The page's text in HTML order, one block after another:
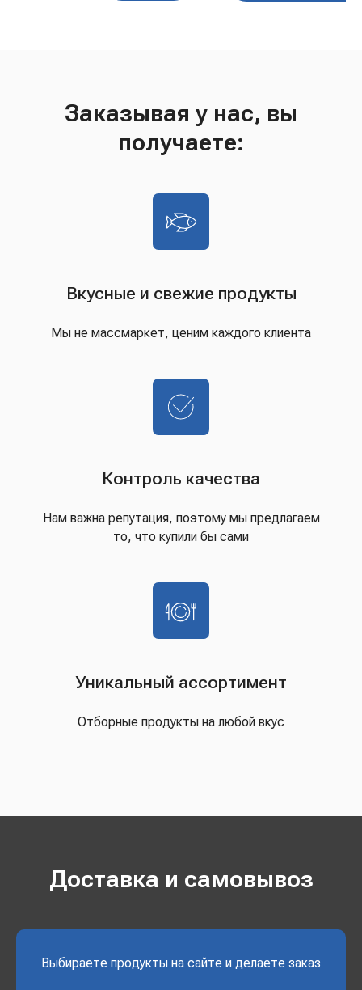
Заказывая у нас, вы
получаете:
Вкусные и свежие продукты
Мы не массмаркет, ценим каждого клиента
Контроль качества
Нам важна репутация, поэтому мы предлагаем
то, что купили бы сами
Уникальный ассортимент
Отборные продукты на любой вкус
Доставка и самовывоз
Выбираете продукты на сайте и делаете заказ